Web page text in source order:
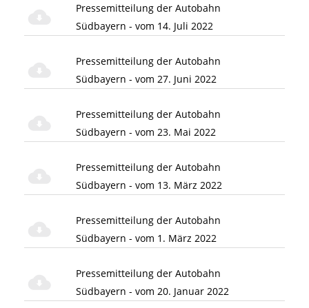
Pressemitteilung der Autobahn
Südbayern - vom 14. Juli 2022
Pressemitteilung der Autobahn
Südbayern - vom 27. Juni 2022
Pressemitteilung der Autobahn
Südbayern - vom 23. Mai 2022
Pressemitteilung der Autobahn
Südbayern - vom 13. März 2022
Pressemitteilung der Autobahn
Südbayern - vom 1. März 2022
Pressemitteilung der Autobahn
Südbayern - vom 20. Januar 2022